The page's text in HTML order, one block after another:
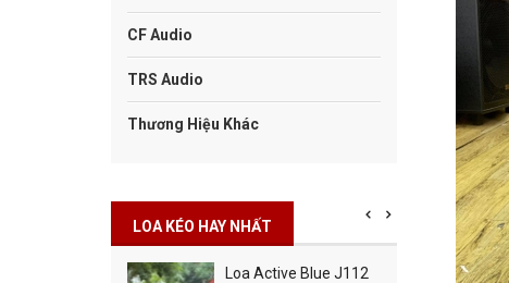
CF Audio
TRS Audio
Thương Hiệu Khác
LOA KÉO HAY NHẤT
Loa Active Blue J112